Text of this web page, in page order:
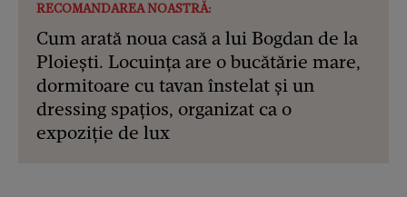
RECOMANDAREA NOASTRĂ:
Cum arată noua casă a lui Bogdan de la
Ploiești. Locuința are o bucătărie mare,
dormitoare cu tavan înstelat și un
dressing spațios, organizat ca o
expoziție de lux